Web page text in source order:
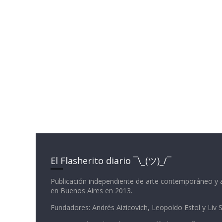
El Flasherito diario ¯\_(ツ)_/¯
Publicación independiente de arte contemporáneo y
en Buenos Aires en 2013.
Fundadores: Andrés Aizicovich, Leopoldo Estol y Liv